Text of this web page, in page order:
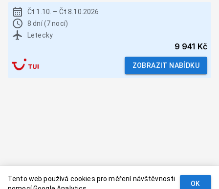
Čt 1.10. – Čt 8.10.2026
8 dní (7 nocí)
Letecky
9 941 Kč
ZOBRAZIT NABÍDKU
Tento web používá cookies pro měření návštěvnosti
OK